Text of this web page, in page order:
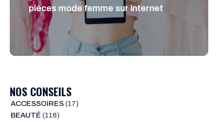
pièces mode femme sur internet
NOS CONSEILS
ACCESSOIRES(17)
BEAUTÉ (116)